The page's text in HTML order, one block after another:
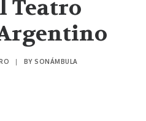
Teatro
| BY SONÁMBULA